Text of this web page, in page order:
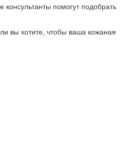
помогут подобрать
вы хотите, чтобы ваша кожаная